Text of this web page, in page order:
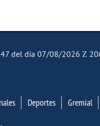
Diario
del día 07/08/2026
Deportes Gremial